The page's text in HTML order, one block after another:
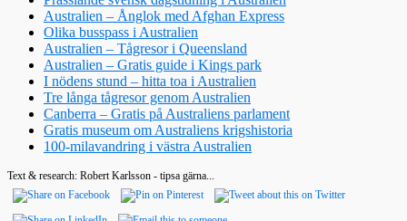
Australien – Ånglok med Afghan Express
Olika busspass i Australien
Australien – Tågresor i Queensland
Australien – Gratis guide i Kings park
I nödens stund – hitta toa i Australien
Tre långa tågresor genom Australien
Canberra – Gratis på Australiens parlament
Gratis museum om Australiens krigshistoria
100-milavandring i västra Australien
Text & research: Robert Karlsson - tipsa gärna...